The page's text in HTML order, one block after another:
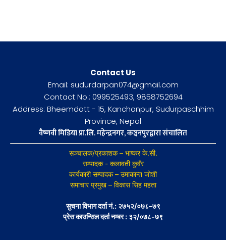
Contact Us
Email: sudurdarpan074@gmail.com
Contact No.: 099525493, 9858752694
Address: Bheemdatt - 15, Kanchanpur, Sudurpaschhim
Province, Nepal
वैष्णवी मिडिया प्रा.लि. महेन्द्रनगर, कञ्चनपुरद्वारा संचालित
सञ्चालक/प्रकाशक – भाष्कर के.सी.
सम्पादक - कलावती कुवँर
कार्यकारी सम्पादक – उमाकान्त जोशी
समाचार प्रमुख – विकास सिह महता
सुचना विभाग दर्ता नं.: २७५२/०७८–७९
प्रेस काउन्सिल दर्ता नम्बर : ३२/०७८-७९